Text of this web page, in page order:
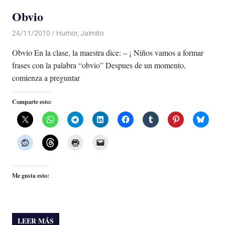
Obvio
24/11/2010 Luis Castellanos
Humor, Jaimito
Obvio En la clase, la maestra dice: – ¡ Niños vamos a formar
frases con la palabra “obvio” Despues de un momento,
comienza a preguntar
Comparte esto:
Me gusta esto:
LEER MÁS